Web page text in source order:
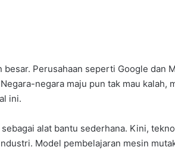
Perusahaan seperti Google dan
negara maju pun tak mau kalah,
ini.
alat bantu sederhana. Kini,
Model pembelajaran mesin